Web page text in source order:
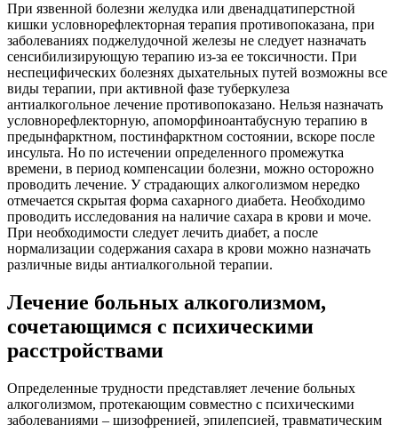
При язвенной болезни желудка или двенадцатиперстной
кишки условнорефлекторная терапия противопоказана, при
заболеваниях поджелудочной железы не следует назначать
сенсибилизирующую терапию из-за ее токсичности. При
неспецифических болезнях дыхательных путей возможны все
виды терапии, при активной фазе туберкулеза
антиалкогольное лечение противопоказано. Нельзя назначать
условнорефлекторную, апоморфиноантабусную терапию в
предынфарктном, постинфарктном состоянии, вскоре после
инсульта. Но по истечении определенного промежутка
времени, в период компенсации болезни, можно осторожно
проводить лечение. У страдающих алкоголизмом нередко
отмечается скрытая форма сахарного диабета. Необходимо
проводить исследования на наличие сахара в крови и моче.
При необходимости следует лечить диабет, а после
нормализации содержания сахара в крови можно назначать
различные виды антиалкогольной терапии.
Лечение больных алкоголизмом,
сочетающимся с психическими
расстройствами
Определенные трудности представляет лечение больных
алкоголизмом, протекающим совместно с психическими
заболеваниями – шизофренией, эпилепсией, травматическим